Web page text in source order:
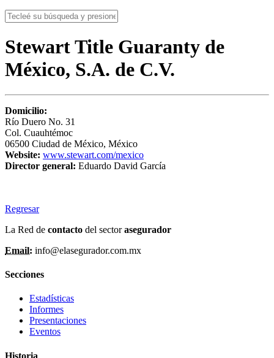
Stewart Title Guaranty de
México, S.A. de C.V.
Domicilio:
Río Duero No. 31
Col. Cuauhtémoc
06500 Ciudad de México, México
Website: www.stewart.com/mexico
Director general: Eduardo David García
Regresar
La Red de contacto del sectorasegurador
Email: info@elasegurador.com.mx
Secciones
Estadísticas
Informes
Presentaciones
Eventos
Historia